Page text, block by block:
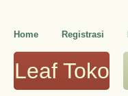
Home Registrasi
Leaf Toko